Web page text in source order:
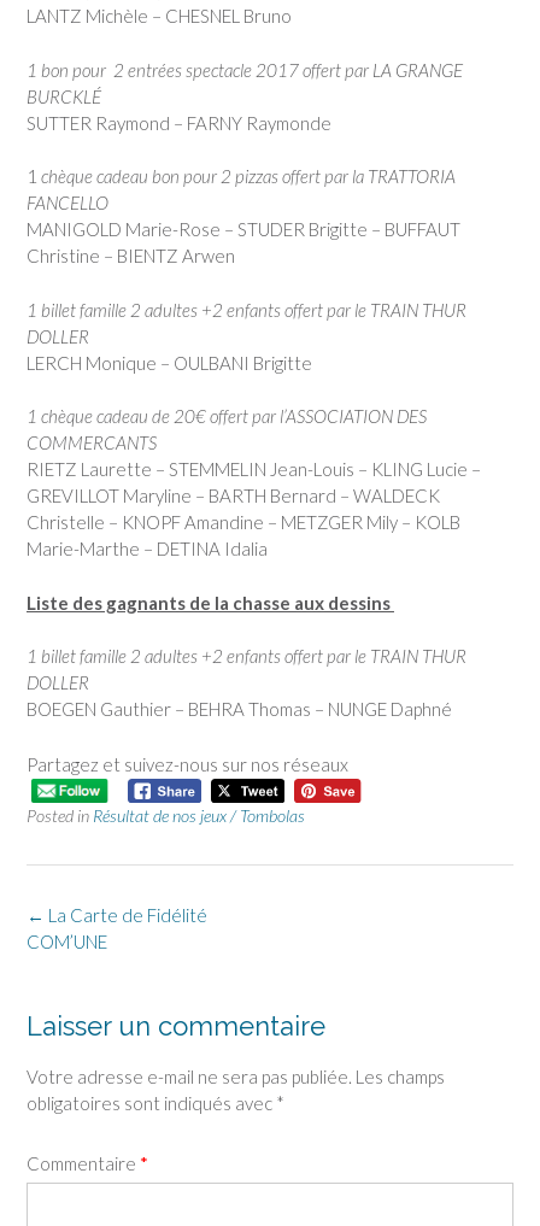
LANTZ Michèle – CHESNEL Bruno
1 bon pour 2 entrées spectacle 2017 offert par LA GRANGE
BURCKLÉ
SUTTER Raymond – FARNY Raymonde
1 chèque cadeau bon pour 2 pizzas offert par la TRATTORIA
FANCELLO
MANIGOLD Marie-Rose – STUDER Brigitte – BUFFAUT
Christine – BIENTZ Arwen
1 billet famille 2 adultes +2 enfants offert par le TRAIN THUR
DOLLER
LERCH Monique – OULBANI Brigitte
1 chèque cadeau de 20€ offert par l’ASSOCIATION DES
COMMERCANTS
RIETZ Laurette – STEMMELIN Jean-Louis – KLING Lucie –
GREVILLOT Maryline – BARTH Bernard – WALDECK
Christelle – KNOPF Amandine – METZGER Mily – KOLB
Marie-Marthe – DETINA Idalia
Liste des gagnants de la chasse aux dessins
1 billet famille 2 adultes +2 enfants offert par le TRAIN THUR
DOLLER
BOEGEN Gauthier – BEHRA Thomas – NUNGE Daphné
Partagez et suivez-nous sur nos réseaux
Posted in Résultat de nos jeux / Tombolas
Post
navigation
← La Carte de Fidélité
COM’UNE
Laisser un commentaire
Votre adresse e-mail ne sera pas publiée. Les champs
obligatoires sont indiqués avec *
Commentaire *